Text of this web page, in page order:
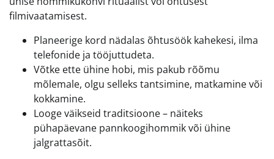
filmivaatamisest.
Planeerige kord nädalas õhtusöök kahekesi, ilma
telefonide ja tööjuttudeta.
Võtke ette ühine hobi, mis pakub rõõmu
mõlemale, olgu selleks tantsimine, matkamine või
kokkamine.
Looge väikseid traditsioone – näiteks
pühapäevane pannkoogihommik või ühine
jalgrattasõit.